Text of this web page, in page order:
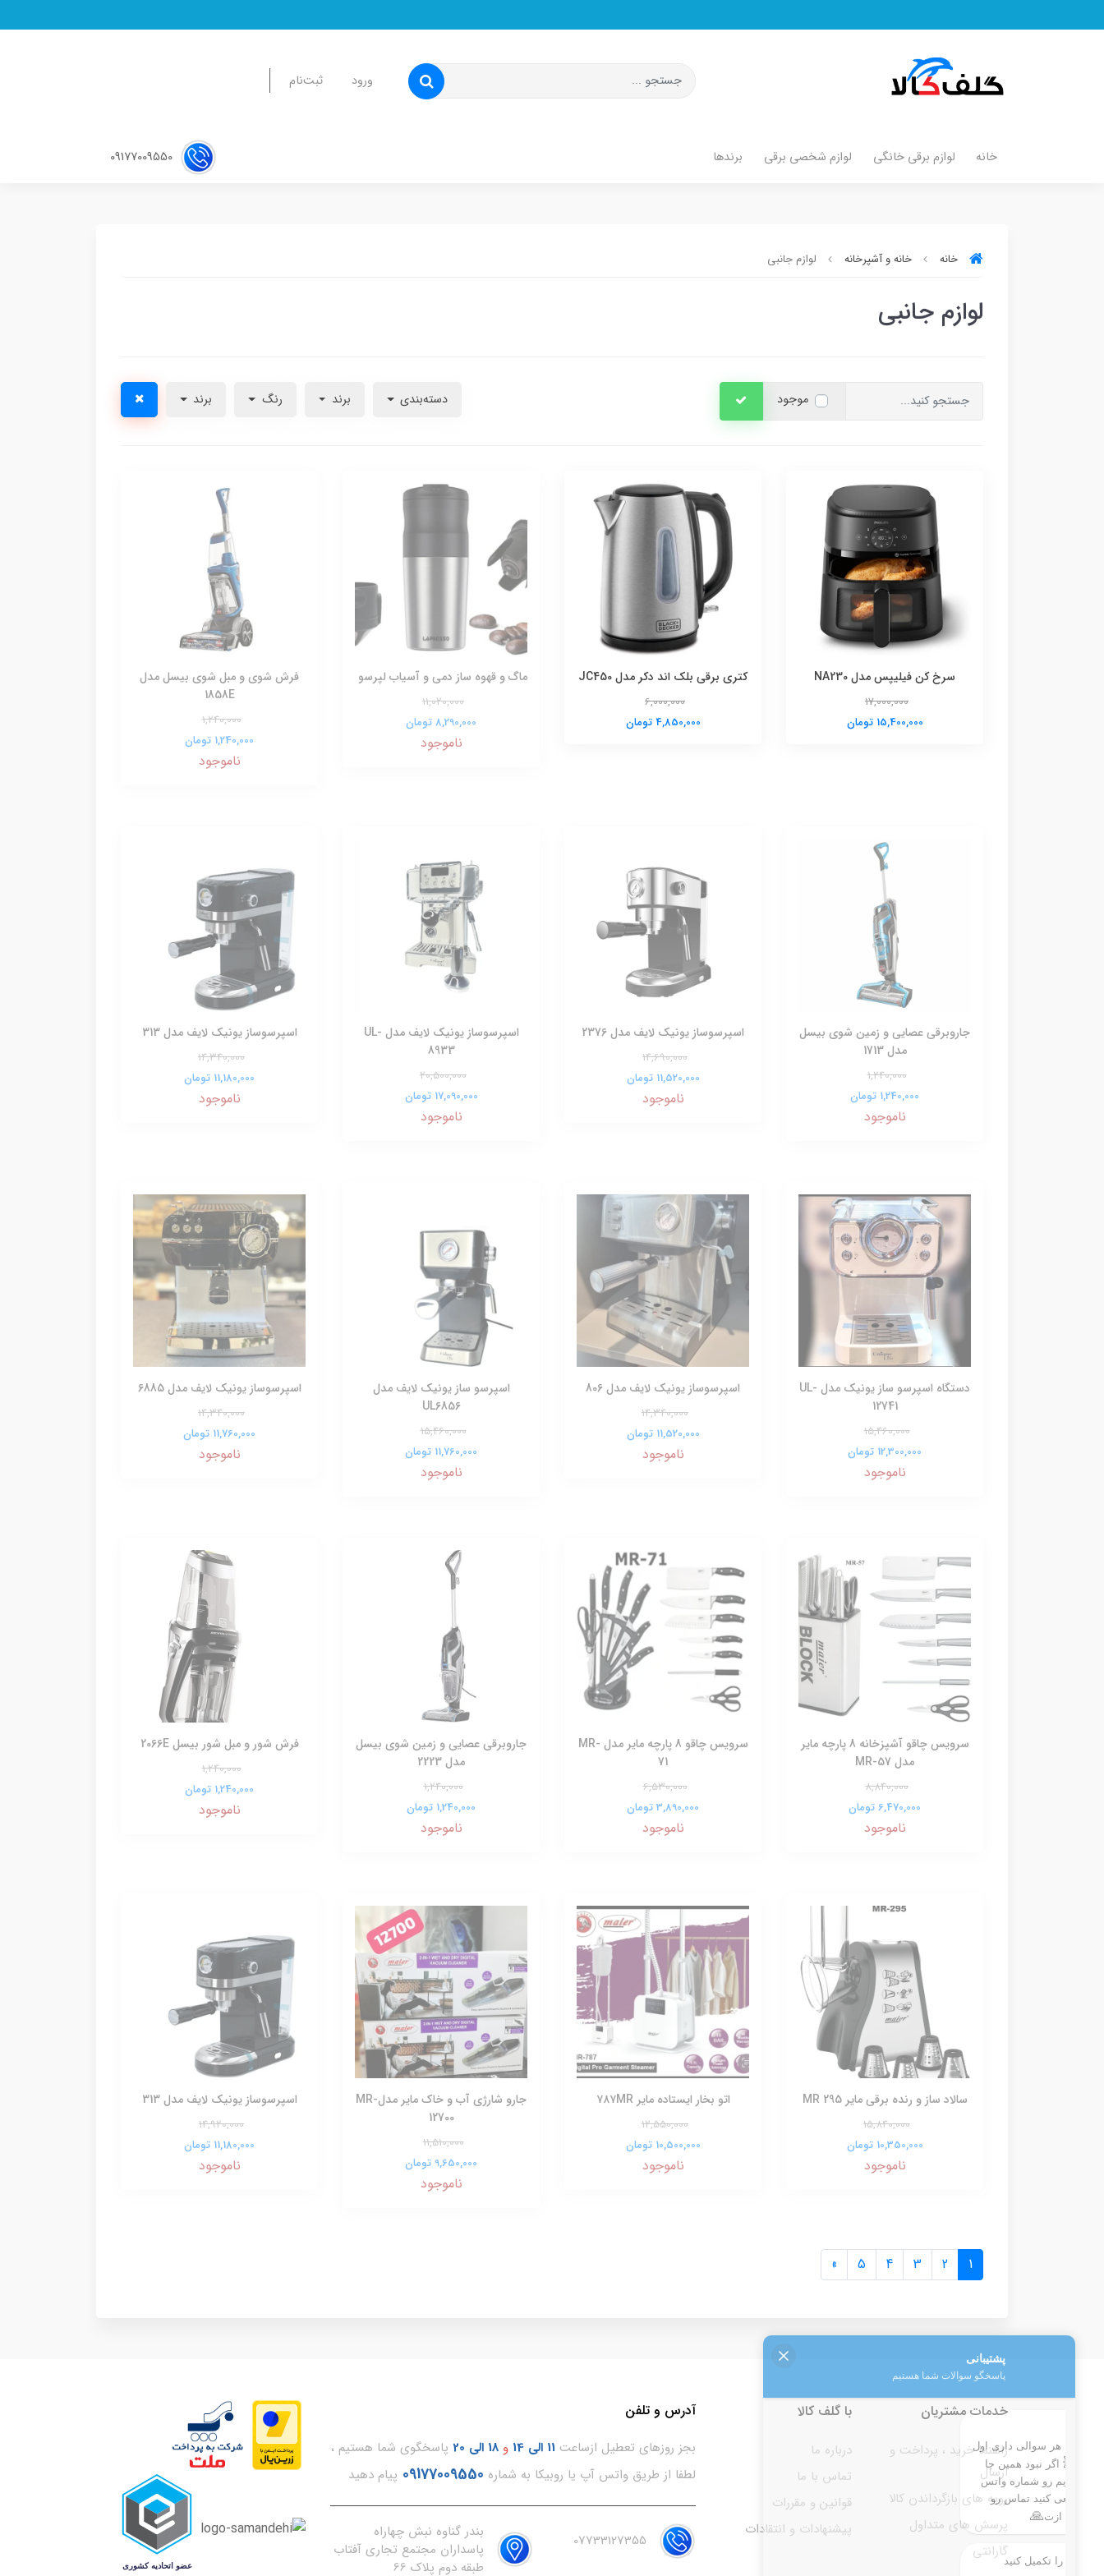
ورود ثبت‌نام
خانه لوازم برقی خانگی لوازم شخصی برقی برندها
خانه خانه و آشپرخانه لوازم جانبی
لوازم جانبی
موجود دسته‌بندی برند رنگ برند
سرخ کن فیلیپس مدل NA230
17,000,000
15,400,000 تومان
کتری برقی بلک اند دکر مدل JC450
6,000,000
4,850,000 تومان
ماگ و قهوه ساز دمی و آسیاب لپرسو ‏
11,020,000
8,290,000 تومان
ناموجود
فرش شوی و مبل شوی بیسل مدل
1858E
1,240,000
1,240,000 تومان
ناموجود
جاروبرقی عصایی و زمین شوی بیسل
مدل 1713
1,240,000
1,240,000 تومان
ناموجود
اسپرسوساز یونیک لایف مدل 2376
14,690,000
11,520,000 تومان
ناموجود
اسپرسوساز یونیک لایف مدل UL-
8933
20,500,000
17,090,000 تومان
ناموجود
اسپرسوساز یونیک لایف مدل 313
14,340,000
11,180,000 تومان
ناموجود
دستگاه اسپرسو ساز یونیک مدل UL-
12741
15,460,000
12,300,000 تومان
ناموجود
اسپرسوساز یونیک لایف مدل 806
14,340,000
11,520,000 تومان
ناموجود
اسپرسو ساز یونیک لایف مدل
UL6856
15,460,000
11,760,000 تومان
ناموجود
اسپرسوساز یونیک لایف مدل 6885
14,340,000
11,760,000 تومان
ناموجود
سرویس چاقو آشپزخانه 8 پارچه مایر
مدل MR-57
8,840,000
6,470,000 تومان
ناموجود
سرویس چاقو 8 پارچه مایر مدل MR-
71
6,530,000
3,890,000 تومان
ناموجود
جاروبرقی عصایی و زمین شوی بیسل
مدل 2223
1,240,000
1,240,000 تومان
ناموجود
فرش شور و مبل شور بیسل 2066E
1,240,000
1,240,000 تومان
ناموجود
سالاد ساز و رنده برقی مایر MR 295
15,840,000
10,350,000 تومان
ناموجود
اتو بخار ایستاده مایر ۷۸۷MR
12,550,000
10,500,000 تومان
ناموجود
جارو شارژی آب و خاک مایر مدلMR-
12700
11,510,000
9,650,000 تومان
ناموجود
اسپرسوساز یونیک لایف مدل 313
14,920,000
11,180,000 تومان
ناموجود
1
2
3
4
5
»
خدمات مشتریان
راهنما خرید ، پرداخت و
ارسال
رویه های بازگرداندن کالا
پرسش های متداول
گارانتی
با گلف کالا
درباره ما
تماس با ما
قوانین و مقررات
پیشنهادات و انتقادات
آدرس و تلفن
بجز روزهای تعطیل ازساعت 11 الی 14 و 18 الی 20
پاسخگوی شما هستیم ،
لطفا از طریق واتس آپ یا روبیکا به شماره 09177009550 پیام دهید
07733127355
بندر گناوه نبش چهاراه
پاسداران مجتمع تجاری آفتاب
طبقه دوم پلاک 66